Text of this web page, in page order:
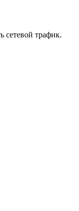
сетевой трафик.